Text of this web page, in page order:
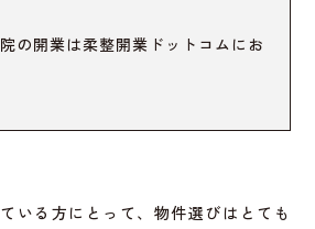
院の開業は柔整開業ドットコムにお
いる方にとって、物件選びはとても